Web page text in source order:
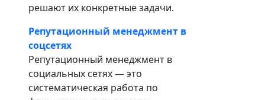
решают их конкретные задачи.
Репутационный менеджмент в
соцсетях
Репутационный менеджмент в
социальных сетях — это
систематическая работа по